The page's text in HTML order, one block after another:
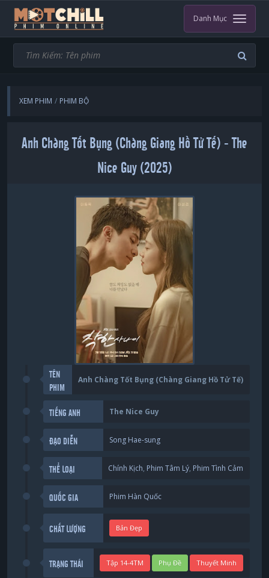
Danh Mục
XEM PHIM PHIM BỘ
Anh Chàng Tốt Bụng (Chàng Giang Hồ Tử Tế) - The
Nice Guy (2025)
TÊN
PHIM
Anh Chàng Tốt Bụng (Chàng Giang Hồ Tử Tế)
TIẾNG ANH The Nice Guy
ĐẠO DIỄN Song Hae-sung
THỂ LOẠI Chính Kịch, Phim Tâm Lý, Phim Tình Cảm
QUỐC GIA Phim Hàn Quốc
CHẤT LƯỢNG Bản Đẹp
TRẠNG THÁI Tập 14-4TM Phụ Đề Thuyết Minh